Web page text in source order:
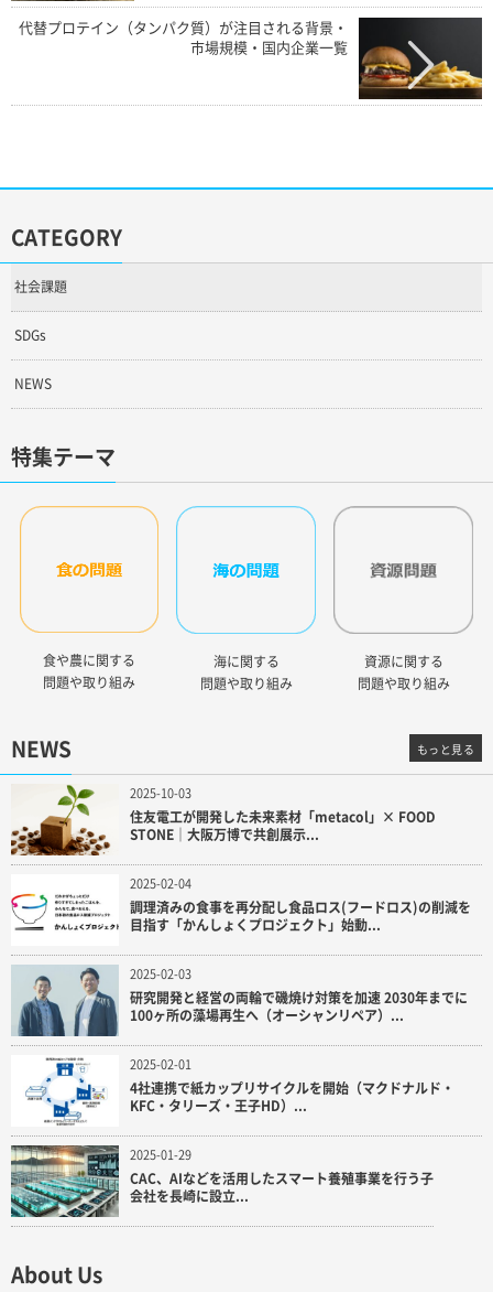
代替プロテイン（タンパク質）が注目される背景・
市場規模・国内企業一覧
CATEGORY
社会課題
SDGs
NEWS
特集テーマ
食や農に関する
問題や取り組み
海に関する
問題や取り組み
資源に関する
問題や取り組み
NEWS
2025-10-03
住友電工が開発した未来素材「metacol」× FOOD
STONE｜大阪万博で共創展示...
2025-02-04
調理済みの食事を再分配し食品ロス(フードロス)の削減を
目指す「かんしょくプロジェクト」始動...
2025-02-03
研究開発と経営の両輪で磯焼け対策を加速 2030年までに
100ヶ所の藻場再生へ（オーシャンリペア）...
2025-02-01
4社連携で紙カップリサイクルを開始（マクドナルド・
KFC・タリーズ・王子HD）...
2025-01-29
CAC、AIなどを活用したスマート養殖事業を行う子
会社を長崎に設立...
もっと見る
About Us